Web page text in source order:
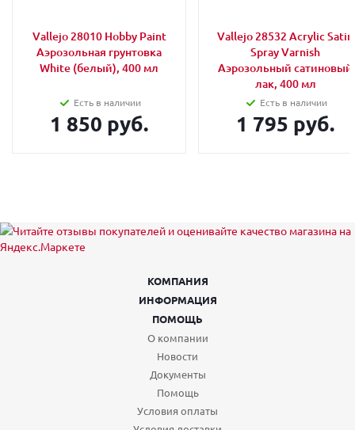
Vallejo 28010 Hobby Paint
Аэрозольная грунтовка
White (белый), 400 мл
Есть в наличии
1 850 руб.
Vallejo 28532 Acrylic Satin
Spray Varnish
Аэрозольный сатиновый
лак, 400 мл
Есть в наличии
1 795 руб.
КОМПАНИЯ
ИНФОРМАЦИЯ
ПОМОЩЬ
О компании
Новости
Документы
Помощь
Условия оплаты